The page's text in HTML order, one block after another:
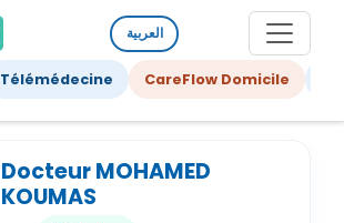
العربية
Télémédecine CareFlow Domicile
Docteur MOHAMED
KOUMAS